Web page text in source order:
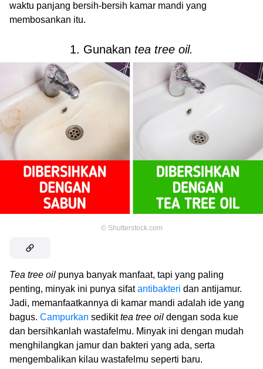
waktu panjang bersih-bersih kamar mandi yang
membosankan itu.
1. Gunakan tea tree oil.
© Shutterstock.com
Tea tree oil punya banyak manfaat, tapi yang paling
penting, minyak ini punya sifatantibakteri dan antijamur.
Jadi, memanfaatkannya di kamar mandi adalah ide yang
bagus. Campurkan sedikittea tree oil dengan soda kue
dan bersihkanlah wastafelmu. Minyak ini dengan mudah
menghilangkan jamur dan bakteri yang ada, serta
mengembalikan kilau wastafelmu seperti baru.